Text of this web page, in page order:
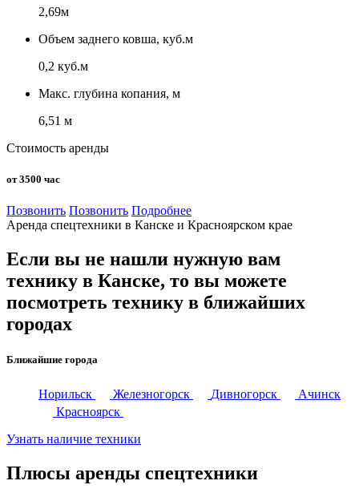
2,69м
Объем заднего ковша, куб.м
0,2 куб.м
Макс. глубина копания, м
6,51 м
Стоимость аренды
от 3500 час
Позвонить Позвонить Подробнее
Аренда спецтехники в Канске и Красноярском крае
Если вы не нашли нужную вам
технику в Канске, то вы можете
посмотреть технику в ближайших
городах
Ближайшие города
Норильск Железногорск Дивногорск
Ачинск
Красноярск
Узнать наличие техники
Плюсы аренды спецтехники